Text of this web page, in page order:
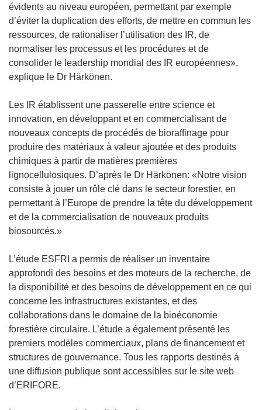
e
n
ê
t
r
évidents au niveau européen, permettant par exemple
d’éviter la duplication des efforts, de mettre en commun les
ressources, de rationaliser l’utilisation des IR, de
normaliser les processus et les procédures et de
consolider le leadership mondial des IR européennes»,
explique le Dr Härkönen.
Les IR établissent une passerelle entre science et
innovation, en développant et en commercialisant de
nouveaux concepts de procédés de bioraffinage pour
produire des matériaux à valeur ajoutée et des produits
chimiques à partir de matières premières
lignocellulosiques. D’après le Dr Härkönen: «Notre vision
consiste à jouer un rôle clé dans le secteur forestier, en
permettant à l’Europe de prendre la tête du développement
et de la commercialisation de nouveaux produits
biosourcés.»
L’étude ESFRI a permis de réaliser un inventaire
approfondi des besoins et des moteurs de la recherche, de
la disponibilité et des besoins de développement en ce qui
concerne les infrastructures existantes, et des
collaborations dans le domaine de la bioéconomie
forestière circulaire. L’étude a également présenté les
premiers modèles commerciaux, plans de financement et
structures de gouvernance. Tous les rapports destinés à
une diffusion publique sont accessibles sur le site web
d’ERIFORE.